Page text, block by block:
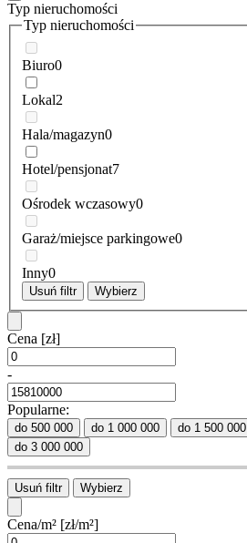
Typ nieruchomości
Typ nieruchomości
Biuro0
Lokal2
Hala/magazyn0
Hotel/pensjonat7
Ośrodek wczasowy0
Garaż/miejsce parkingowe0
Inny0
Usuń filtr Wybierz
Cena [zł]
-
Popularne:
do 500 000 do 1 000 000 do 1 500 000
do 3 000 000
Usuń filtr Wybierz
Cena/m² [zł/m²]